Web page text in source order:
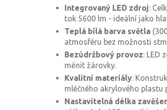
Integrovaný LED zdroj:
tok 5600 lm - ideální jako
Teplá bílá barva světla
atmosféru bez možnosti
Bezúdržbový provoz: LED
měnit žárovky.
Kvalitní materiály:
mléčného akrylového
Nastavitelná délka